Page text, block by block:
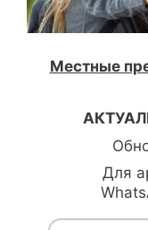
Местные
Для